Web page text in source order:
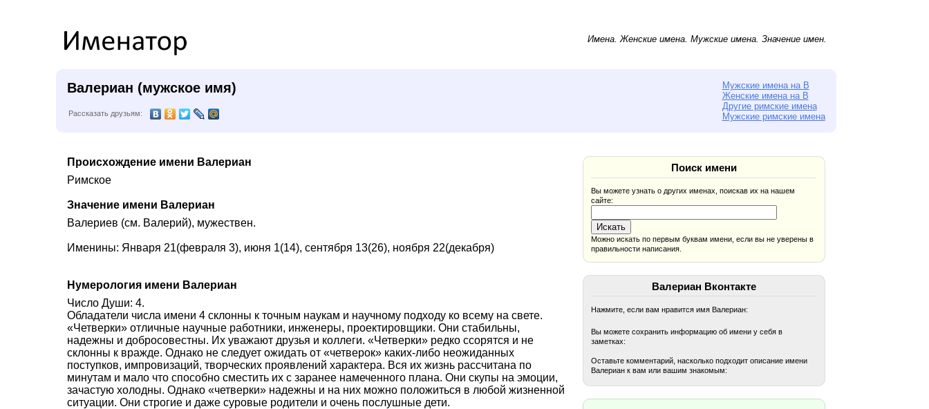
Имена.Женские имена.Мужские имена. Значение имен.
Валериан (мужское имя)
Мужские имена на В
Женские имена на В
Другие римские имена
Мужские римские имена
Рассказать друзьям:
Происхождение имени Валериан
Римское
Значение имени Валериан
Валериев (см. Валерий), мужествен.
Именины: Января 21(февраля 3), июня 1(14), сентября 13(26), ноября 22(декабря)
Нумерология имени Валериан
Число Души: 4.
Обладатели числа имени 4 склонны к точным наукам и научному подходу ко всему на свете.
«Четверки» отличные научные работники, инженеры, проектировщики. Они стабильны,
надежны и добросовестны. Их уважают друзья и коллеги. «Четверки» редко ссорятся и не
склонны к вражде. Однако не следует ожидать от «четверок» каких-либо неожиданных
поступков, импровизаций, творческих проявлений характера. Вся их жизнь рассчитана по
минутам и мало что способно сместить их с заранее намеченного плана. Они скупы на эмоции,
зачастую холодны. Однако «четверки» надежны и на них можно положиться в любой жизненной
ситуации. Они строгие и даже суровые родители и очень послушные дети.
Поиск имени
Вы можете узнать о других именах, поискав их на нашем
сайте:
Можно искать по первым буквам имени, если вы не уверены в
правильности написания.
Валериан Вконтакте
Нажмите, если вам нравится имя Валериан:
Вы можете сохранить информацию об имени у себя в
заметках:
Оставьте комментарий, насколько подходит описание имени
Валериан к вам или вашим знакомым: